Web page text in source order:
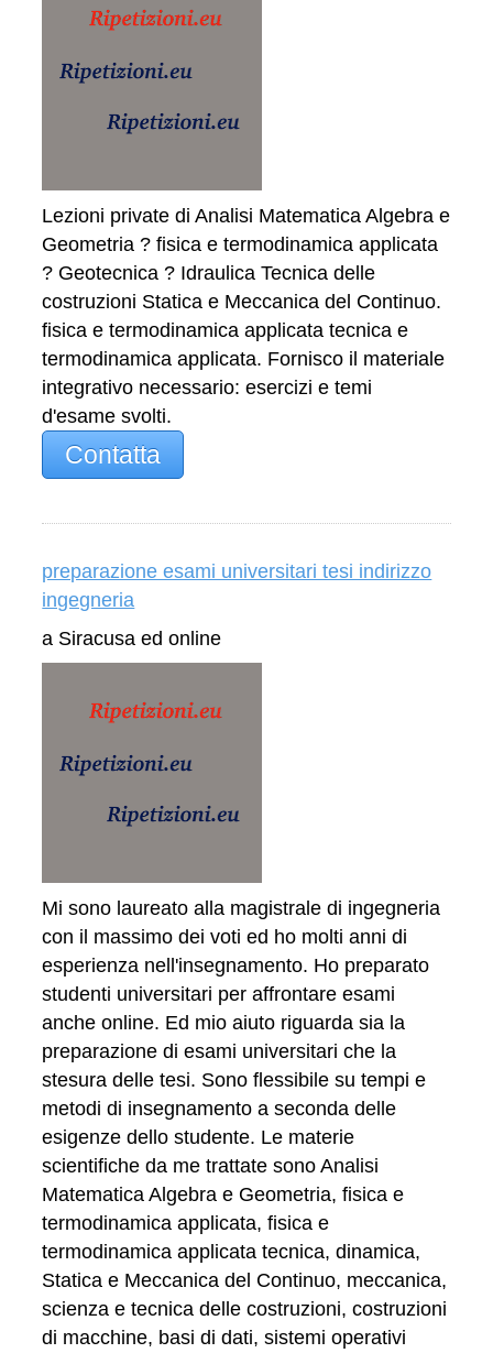
Lezioni private di Analisi Matematica Algebra e
Geometria ? fisica e termodinamica applicata
? Geotecnica ? Idraulica Tecnica delle
costruzioni Statica e Meccanica del Continuo.
fisica e termodinamica applicata tecnica e
termodinamica applicata. Fornisco il materiale
integrativo necessario: esercizi e temi
d'esame svolti.
Contatta
preparazione esami universitari tesi indirizzo
ingegneria
a Siracusa ed online
Mi sono laureato alla magistrale di ingegneria
con il massimo dei voti ed ho molti anni di
esperienza nell'insegnamento. Ho preparato
studenti universitari per affrontare esami
anche online. Ed mio aiuto riguarda sia la
preparazione di esami universitari che la
stesura delle tesi. Sono flessibile su tempi e
metodi di insegnamento a seconda delle
esigenze dello studente. Le materie
scientifiche da me trattate sono Analisi
Matematica Algebra e Geometria, fisica e
termodinamica applicata, fisica e
termodinamica applicata tecnica, dinamica,
Statica e Meccanica del Continuo, meccanica,
scienza e tecnica delle costruzioni, costruzioni
di macchine, basi di dati, sistemi operativi